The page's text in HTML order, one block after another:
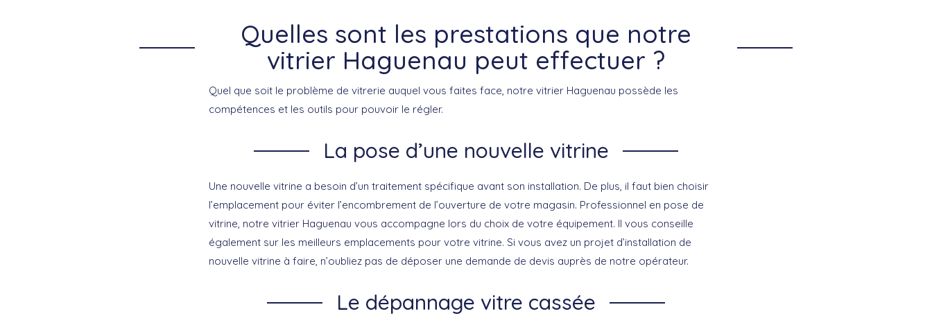
Quelles sont les prestations que notre
vitrier Haguenau peut effectuer ?
Quel que soit le problème de vitrerie auquel vous faites face, notre vitrier Haguenau possède les
compétences et les outils pour pouvoir le régler.
La pose d’une nouvelle vitrine
Une nouvelle vitrine a besoin d’un traitement spécifique avant son installation. De plus, il faut bien choisir
l’emplacement pour éviter l’encombrement de l’ouverture de votre magasin. Professionnel en pose de
vitrine, notre vitrier Haguenau vous accompagne lors du choix de votre équipement. Il vous conseille
également sur les meilleurs emplacements pour votre vitrine. Si vous avez un projet d’installation de
nouvelle vitrine à faire, n’oubliez pas de déposer une demande de devis auprès de notre opérateur.
Le dépannage vitre cassée